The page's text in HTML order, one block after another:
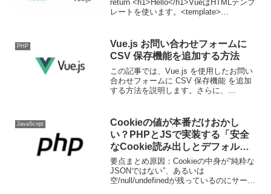
return <h1>Hello</h1>VueはHTMLテンプ
レートを使います。<template>
PHP
Vue.js お問い合わせフォームに
CSV 保存機能を追加する方法
この記事では、Vue.js を使用したお問い
合わせフォームに CSV 保存機能 を追加
する方法を説明します。さらに、
プロジェクトのファイル構成以下のよう
な構...
JavaScript
Cookieの値が本番だけおかし
い？PHPとJSで実装する「安全
なCookie読み出しとデフォルト
値フォールバック」完全ガイド
要点まとめ原因：Cookieの中身が“純粋な
JSONではない”、あるいは
空/null/undefinedが残っているのにサーバ